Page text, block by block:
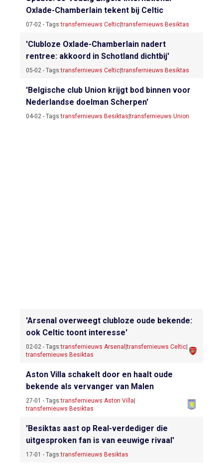
Oxlade-Chamberlain tekent bij Celtic
07-02 - Tags:transfernieuws Celtic|transfernieuws Besiktas
'Clubloze Oxlade-Chamberlain nadert
rentree: akkoord in Schotland dichtbij'
05-02 - Tags:transfernieuws Celtic|transfernieuws Besiktas
'Belgische club Union krijgt bod binnen voor
Nederlandse doelman Scherpen'
04-02 - Tags:transfernieuws Besiktas |transfernieuws Union
'Arsenal overweegt clubloze oude bekende:
ook Celtic toont interesse'
02-02 - Tags:transfernieuws Arsenal |transfernieuws Celtic
transfernieuws Besiktas
Aston Villa schakelt door en haalt oude
bekende als vervanger van Malen
27-01 - Tags:transfernieuws Aston Villa
transfernieuws Besiktas
'Besiktas aast op Real-verdediger die
uitgesproken fan is van eeuwige rivaal'
17-01 - Tags:transfernieuws Besiktas